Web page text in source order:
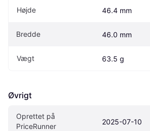
Højde 46.4 mm
Bredde 46.0 mm
Vægt 63.5 g
Øvrigt
Oprettet på
PriceRunner
2025-07-10